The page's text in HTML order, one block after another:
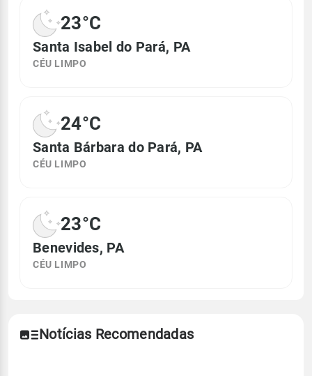
23°C
Santa Isabel do Pará, PA
CÉU LIMPO
24°C
Santa Bárbara do Pará, PA
CÉU LIMPO
23°C
Benevides, PA
CÉU LIMPO
Notícias Recomendadas